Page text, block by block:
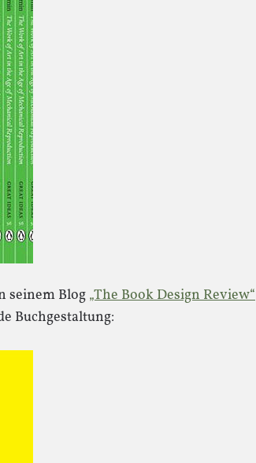
seinem Blog „The Book Design Review“
Buchgestaltung: